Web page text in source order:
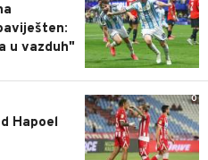
u vazduh"
0
Hapoel